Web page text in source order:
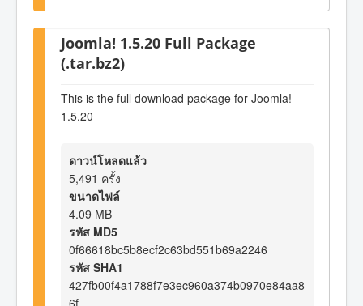
Joomla! 1.5.20 Full Package
(.tar.bz2)
This is the full download package for Joomla!
1.5.20
ดาวน์โหลดแล้ว
5,491 ครั้ง
ขนาดไฟล์
4.09 MB
รหัส MD5
0f66618bc5b8ecf2c63bd551b69a2246
รหัส SHA1
427fb00f4a1788f7e3ec960a374b0970e84aa8
6f